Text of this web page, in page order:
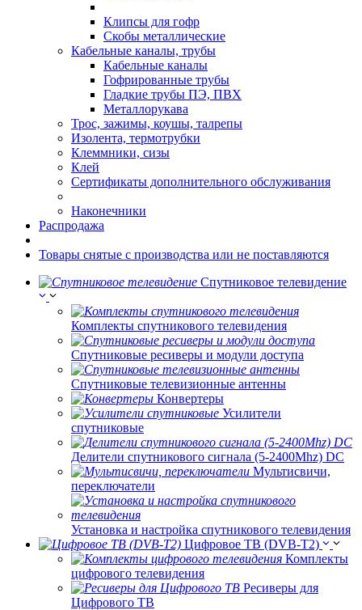
Клипсы для гофр
Скобы металлические
Кабельные каналы, трубы
Кабельные каналы
Гофрированные трубы
Гладкие трубы ПЭ, ПВХ
Металлорукава
Трос, зажимы, коушы, талрепы
Изолента, термотрубки
Клеммники, сизы
Клей
Сертификаты дополнительного обслуживания
Наконечники
Распродажа
Товары снятые с производства или не поставляются
Спутниковое телевидение
Комплекты спутникового телевидения
Спутниковые ресиверы и модули доступа
Спутниковые телевизионные антенны
Конвертеры
Усилители
спутниковые
Делители спутникового сигнала (5-2400Mhz) DC
Мультисвичи,
переключатели
Установка и настройка спутникового телевидения
Цифровое ТВ (DVB-T2)
Комплекты
цифрового телевидения
Ресиверы для
Цифрового ТВ